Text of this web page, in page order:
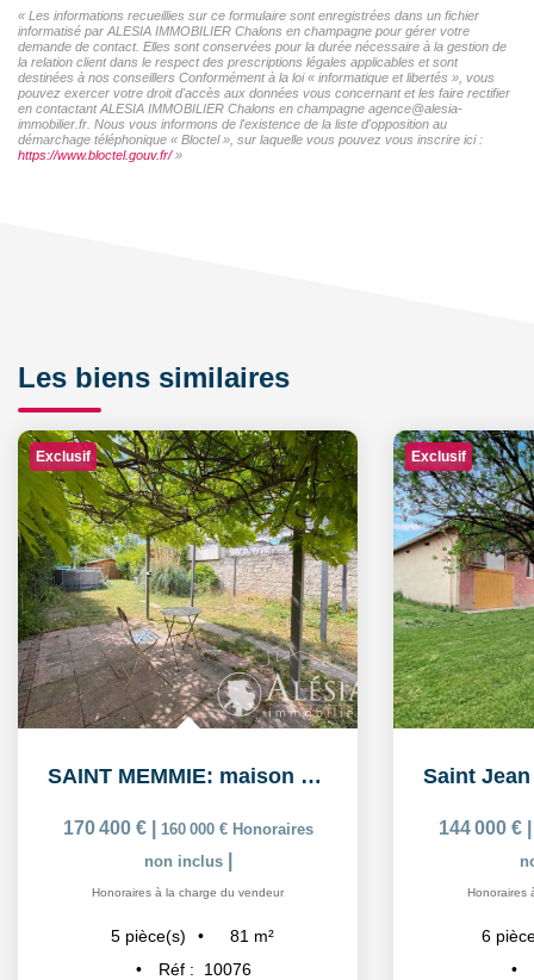
« Les informations recueillies sur ce formulaire sont enregistrées dans un fichier
informatisé par ALESIA IMMOBILIER Chalons en champagne pour gérer votre
demande de contact. Elles sont conservées pour la durée nécessaire à la gestion de
la relation client dans le respect des prescriptions légales applicables et sont
destinées à nos conseillers Conformément à la loi « informatique et libertés », vous
pouvez exercer votre droit d'accès aux données vous concernant et les faire rectifier
en contactant ALESIA IMMOBILIER Chalons en champagne agence@alesia-
immobilier.fr. Nous vous informons de l'existence de la liste d'opposition au
démarchage téléphonique « Bloctel », sur laquelle vous pouvez vous inscrire ici :
https://www.bloctel.gouv.fr/»
Les biens similaires
Exclusif
SAINT MEMMIE: maison de 5 pièces sur 574m² de parcelle de...
170 400 € 160 000 € Honoraires
non inclus
Honoraires à la charge du vendeur
5 pièce(s) 81 m²
Réf :
10076
Exclusif
144 000 €
Honoraires
6